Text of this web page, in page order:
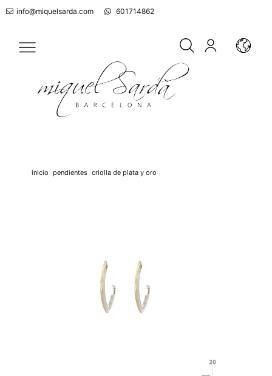
info@miquelsarda.com 601714862
inicio pendientes criolla de plata y oro